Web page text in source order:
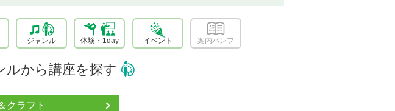
ジャンル 体験・1day イベント 案内パンフ
ルから講座を探す
クラフト